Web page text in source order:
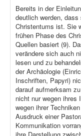
Bereits in der
deutlich werden,
Christentums ist. Sie
frühen Phase des
Quellen basiert (9).
verändere sich auch
lesen und zu
der Archäologie
Inschriften, Papyri)
darauf aufmerksam
nicht nur wegen ihres
wegen ihrer
Ausdruck einer
Kommunikation